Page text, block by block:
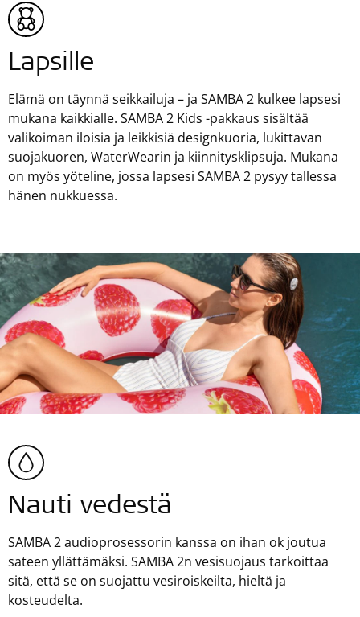
Lapsille
Elämä on täynnä seikkailuja – ja SAMBA 2 kulkee lapsesi
mukana kaikkialle. SAMBA 2 Kids -pakkaus sisältää
valikoiman iloisia ja leikkisiä designkuoria, lukittavan
suojakuoren, WaterWearin ja kiinnitysklipsuja. Mukana
on myös yöteline, jossa lapsesi SAMBA 2 pysyy tallessa
hänen nukkuessa.
Nauti vedestä
SAMBA 2 audioprosessorin kanssa on ihan ok joutua
sateen yllättämäksi. SAMBA 2n vesisuojaus tarkoittaa
sitä, että se on suojattu vesiroiskeilta, hieltä ja
kosteudelta.